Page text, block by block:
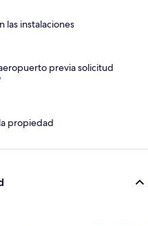
las instalaciones
previa solicitud
propiedad